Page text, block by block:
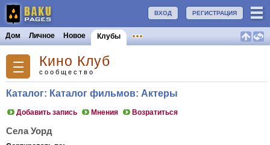
РЕГИСТРАЦИЯ
ВХОД
Дом Личное Новое Клубы
Кино Клуб
сообщество
Каталог: Каталог фильмов: Актеры
Добавить запись Мнения Возратиться
Села Уорд